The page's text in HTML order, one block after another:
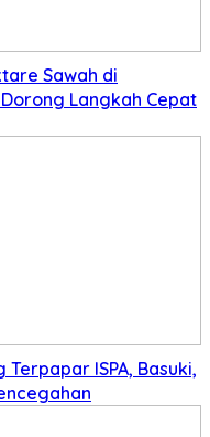
Sawah di
Dorong Langkah Cepat
ISPA, Basuki,